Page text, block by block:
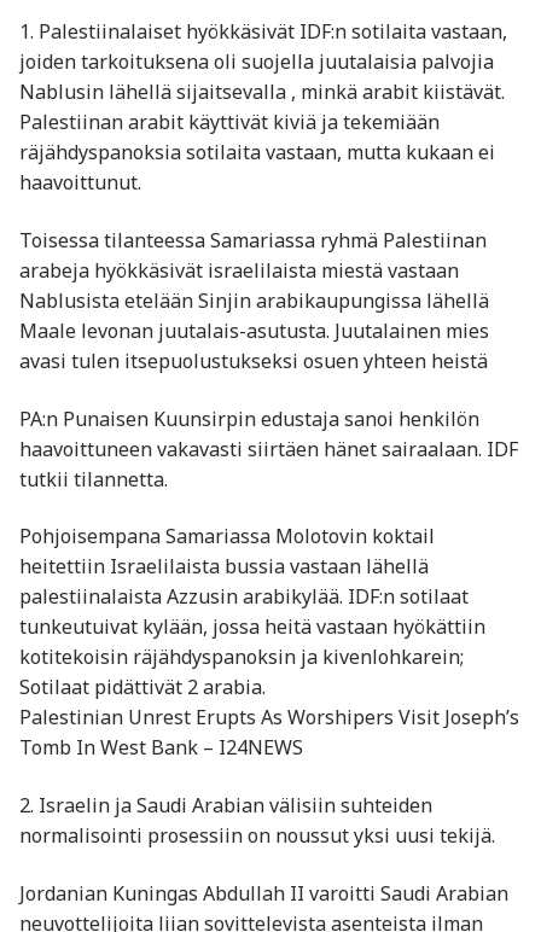
1. Palestiinalaiset hyökkäsivät IDF:n sotilaita vastaan,
joiden tarkoituksena oli suojella juutalaisia palvojia
Nablusin lähellä sijaitsevalla , minkä arabit kiistävät.
Palestiinan arabit käyttivät kiviä ja tekemiään
räjähdyspanoksia sotilaita vastaan, mutta kukaan ei
haavoittunut.
Toisessa tilanteessa Samariassa ryhmä Palestiinan
arabeja hyökkäsivät israelilaista miestä vastaan
Nablusista etelään Sinjin arabikaupungissa lähellä
Maale levonan juutalais-asutusta. Juutalainen mies
avasi tulen itsepuolustukseksi osuen yhteen heistä
PA:n Punaisen Kuunsirpin edustaja sanoi henkilön
haavoittuneen vakavasti siirtäen hänet sairaalaan. IDF
tutkii tilannetta.
Pohjoisempana Samariassa Molotovin koktail
heitettiin Israelilaista bussia vastaan lähellä
palestiinalaista Azzusin arabikylää. IDF:n sotilaat
tunkeutuivat kylään, jossa heitä vastaan hyökättiin
kotitekoisin räjähdyspanoksin ja kivenlohkarein;
Sotilaat pidättivät 2 arabia.
Palestinian Unrest Erupts As Worshipers Visit Joseph’s
Tomb In West Bank – I24NEWS
2. Israelin ja Saudi Arabian välisiin suhteiden
normalisointi prosessiin on noussut yksi uusi tekijä.
Jordanian Kuningas Abdullah II varoitti Saudi Arabian
neuvottelijoita liian sovittelevista asenteista ilman